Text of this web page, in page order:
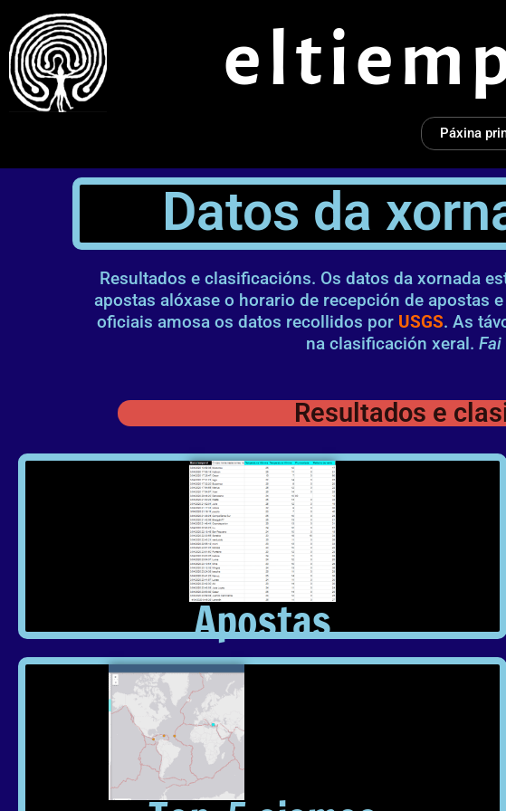
contido
Páxina
Datos da
Resultados e clasificacións. Os datos da xornada
apostas alóxase o horario de recepción de apostas
oficiais amosa os datos recollidos por USGS. As
na clasificación xeral. Fai
Resultados e
Apostas